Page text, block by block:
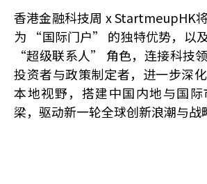
香港金融科技周 x StartmeupHK
为 “国际门户” 的独特优势，以
“超级联系人” 角色，连接科技领
投资者与政策制定者，进一步深
本地视野，搭建中国内地与国
梁，驱动新一轮全球创新浪潮与战